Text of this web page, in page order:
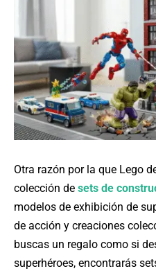
Otra razón por la que Lego
colección de sets de
modelos de exhibición de
de acción y creaciones
buscas un regalo como si
superhéroes, encontrarás